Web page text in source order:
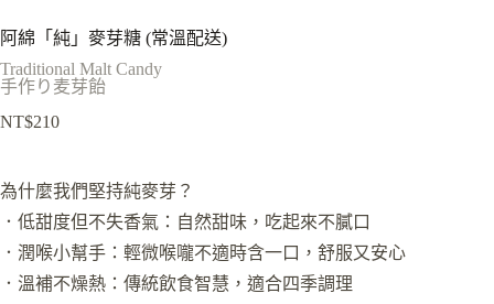
阿綿「純」麥芽糖 (常溫配送)
Traditional Malt Candy
手作り麦芽飴
NT$210
為什麼我們堅持純麥芽？
．低甜度但不失香氣：自然甜味，吃起來不膩口
．潤喉小幫手：輕微喉嚨不適時含一口，舒服又安心
．溫補不燥熱：傳統飲食智慧，適合四季調理